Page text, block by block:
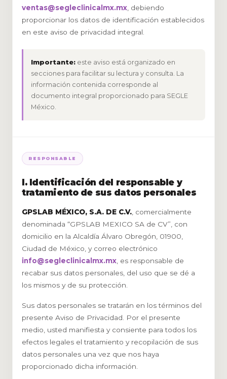
ventas@segleclinicalmx.mx , debiendo
proporcionar los datos de identificación establecidos
en este aviso de privacidad integral.
Importante: este aviso está organizado en
secciones para facilitar su lectura y consulta. La
información contenida corresponde al
documento integral proporcionado para SEGLE
México.
RESPONSABLE
I. Identificación del responsable y
tratamiento de sus datos personales
GPSLAB MÉXICO, S.A. DE C.V. , comercialmente
denominada “GPSLAB MEXICO SA de CV”, con
domicilio en la Alcaldía Álvaro Obregón, 01900,
Ciudad de México, y correo electrónico
info@segleclinicalmx.mx , es responsable de
recabar sus datos personales, del uso que se dé a
los mismos y de su protección.
Sus datos personales se tratarán en los términos del
presente Aviso de Privacidad. Por el presente
medio, usted manifiesta y consiente para todos los
efectos legales el tratamiento y recopilación de sus
datos personales una vez que nos haya
proporcionado dicha información.